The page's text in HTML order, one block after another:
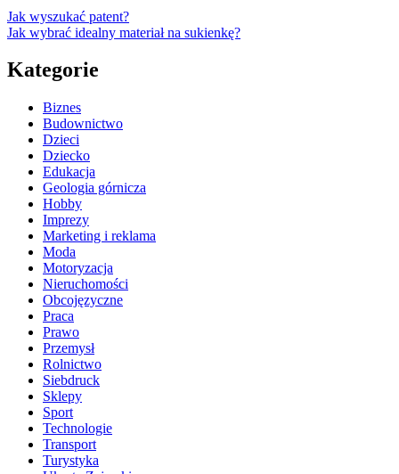
Jak wyszukać patent?
Jak wybrać idealny materiał na sukienkę?
Kategorie
Biznes
Budownictwo
Dzieci
Dziecko
Edukacja
Geologia górnicza
Hobby
Imprezy
Marketing i reklama
Moda
Motoryzacja
Nieruchomości
Obcojęzyczne
Praca
Prawo
Przemysł
Rolnictwo
Siebdruck
Sklepy
Sport
Technologie
Transport
Turystyka